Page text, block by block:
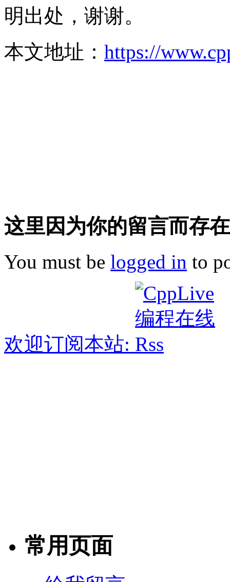
明出处，谢谢。
本文地址： https://
这里因为你的留言而存
You must be logged in to
欢迎订阅本站:
常用页面